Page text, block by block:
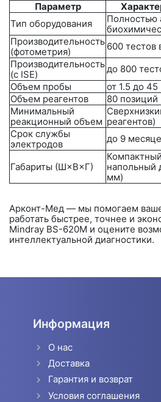
Параметр
Тип оборудования
Полностью
Производительность
(фотометрия)
600 тестов
Производительность
(с ISE)
до 800
Объем пробы
от 1.5 до 45
Объем реагентов
80 позиций
Минимальный
реакционный объем реагентов)
Срок службы
электродов
до 9
Габариты (Ш×В×Г)
напольный
мм)
Арконт-Мед — мы помогаем
работать быстрее, точнее и
Mindray BS-620M и оцените
интеллектуальной диагностики.
Информация
О нас
Доставка
Гарантия и возврат
Условия соглашения